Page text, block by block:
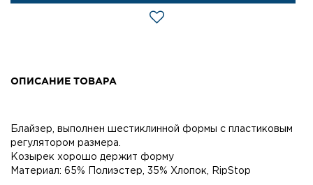
ОПИСАНИЕ ТОВАРА
Блайзер, выполнен шестиклинной формы с пластиковым
регулятором размера.
Козырек хорошо держит форму
Материал: 65% Полиэстер, 35% Хлопок, RipStop